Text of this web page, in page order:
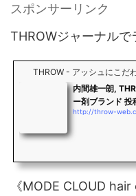
スポンサーリンク
THROWジャーナル
THROW - アッシュにこだ
内間雄一朗,
ー剤ブランド 投
http://throw-
《MODE CLOUD